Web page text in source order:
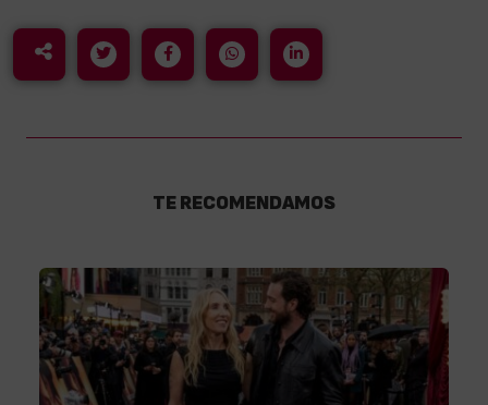
TE RECOMENDAMOS